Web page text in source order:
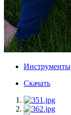
Инструменты
Скачать